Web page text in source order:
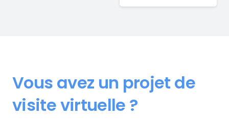
Vous avez un projet de
visite virtuelle ?